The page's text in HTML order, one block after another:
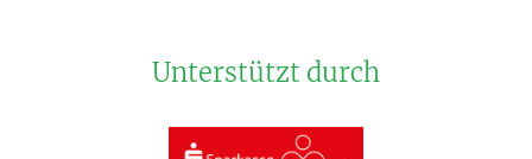
Unterstützt durch